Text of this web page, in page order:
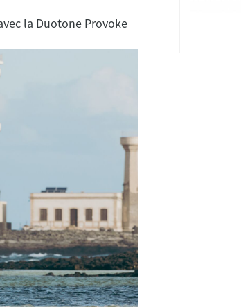
la Duotone Provoke
DUOTONE